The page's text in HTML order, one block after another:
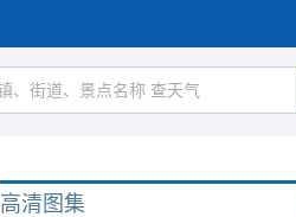
高清图集